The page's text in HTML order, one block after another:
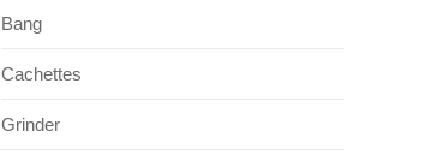
Bang
Cachettes
Grinder